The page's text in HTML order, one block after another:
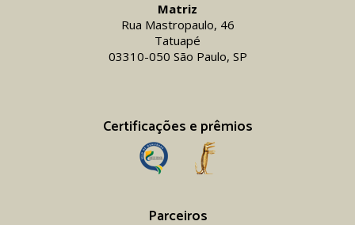
Matriz
Rua Mastropaulo, 46
Tatuapé
03310-050 São Paulo, SP
Certificações e prêmios
Parceiros